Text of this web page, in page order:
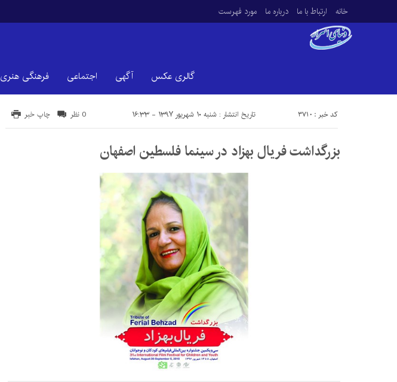
خانه ارتباط با ما درباره ما مورد فهرست
گالری عکس آگهی اجتماعی فرهنگی هنری
تاریخ انتشار : شنبه ۱۰ شهریور ۱۳۹۷ - ۱۶:۳۳ کد خبر : 3710 چاپ خبر 0 نظر
بزرگداشت فریال بهزاد در سینما فلسطین اصفهان